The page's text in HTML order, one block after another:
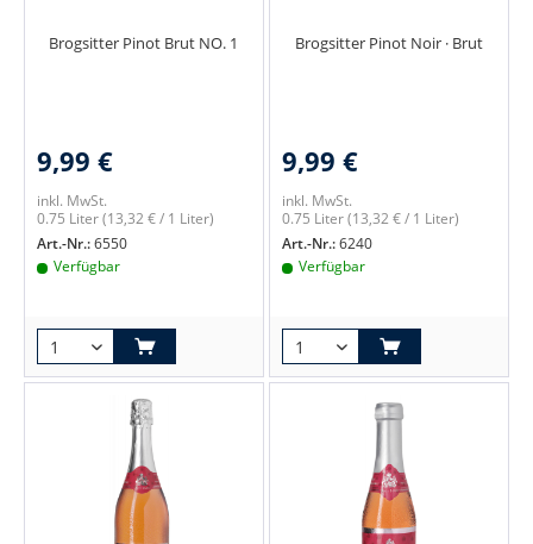
Brogsitter Pinot Brut NO. 1
9,99 €
inkl. MwSt.
0.75 Liter(13,32 € / 1 Liter)
Art.-Nr.:6550
Verfügbar
Brogsitter Pinot Noir · Brut
9,99 €
inkl. MwSt.
0.75 Liter(13,32 € / 1 Liter)
Art.-Nr.:6240
Verfügbar